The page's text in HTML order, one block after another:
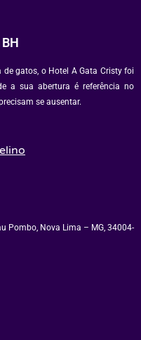
gatos, o Hotel A Gata Cristy foi
a sua abertura é referência no
se ausentar.
Pombo, Nova Lima – MG, 34004-